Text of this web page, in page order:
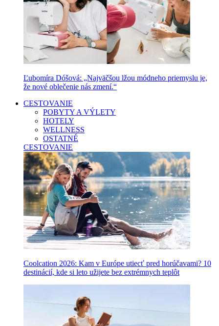
Ľubomíra Dóšová: „Najväčšou lžou módneho priemyslu je,
že nové oblečenie nás zmení.“
CESTOVANIE
POBYTY A VÝLETY
HOTELY
WELLNESS
OSTATNÉ
CESTOVANIE
Coolcation 2026: Kam v Európe utiecť pred horúčavami? 10
destinácií, kde si leto užijete bez extrémnych teplôt